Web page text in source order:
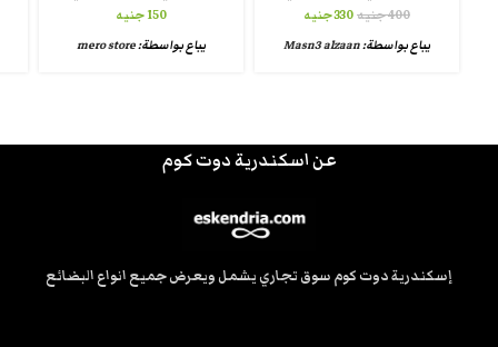
400جنيه330جنيه
يباع بواسطة:Masn3 alzaan
150جنيه
يباع بواسطة:mero store
عن اسكندرية دوت كوم
إسكندرية دوت كوم سوق تجاري يشمل ويعرض جميع انواع البضائع